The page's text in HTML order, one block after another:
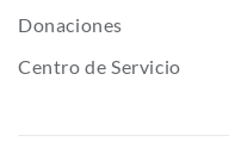
Donaciones
Centro de Servicio